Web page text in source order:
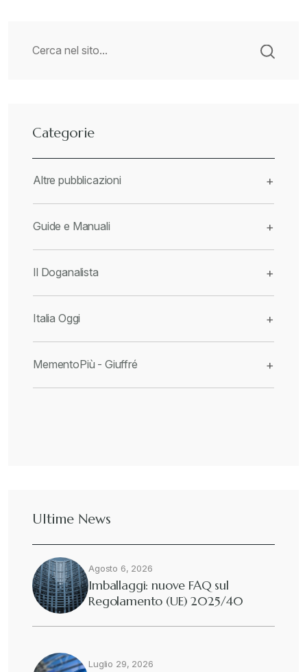
Categorie
Altre pubblicazioni +
Guide e Manuali +
Il Doganalista +
Italia Oggi +
MementoPiù - Giuffré +
Ultime News
Agosto 6, 2026
Imballaggi: nuove FAQ sul
Regolamento (UE) 2025/40
Luglio 29, 2026